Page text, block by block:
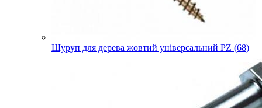
Шуруп для дерева жовтий універсальний PZ (68)